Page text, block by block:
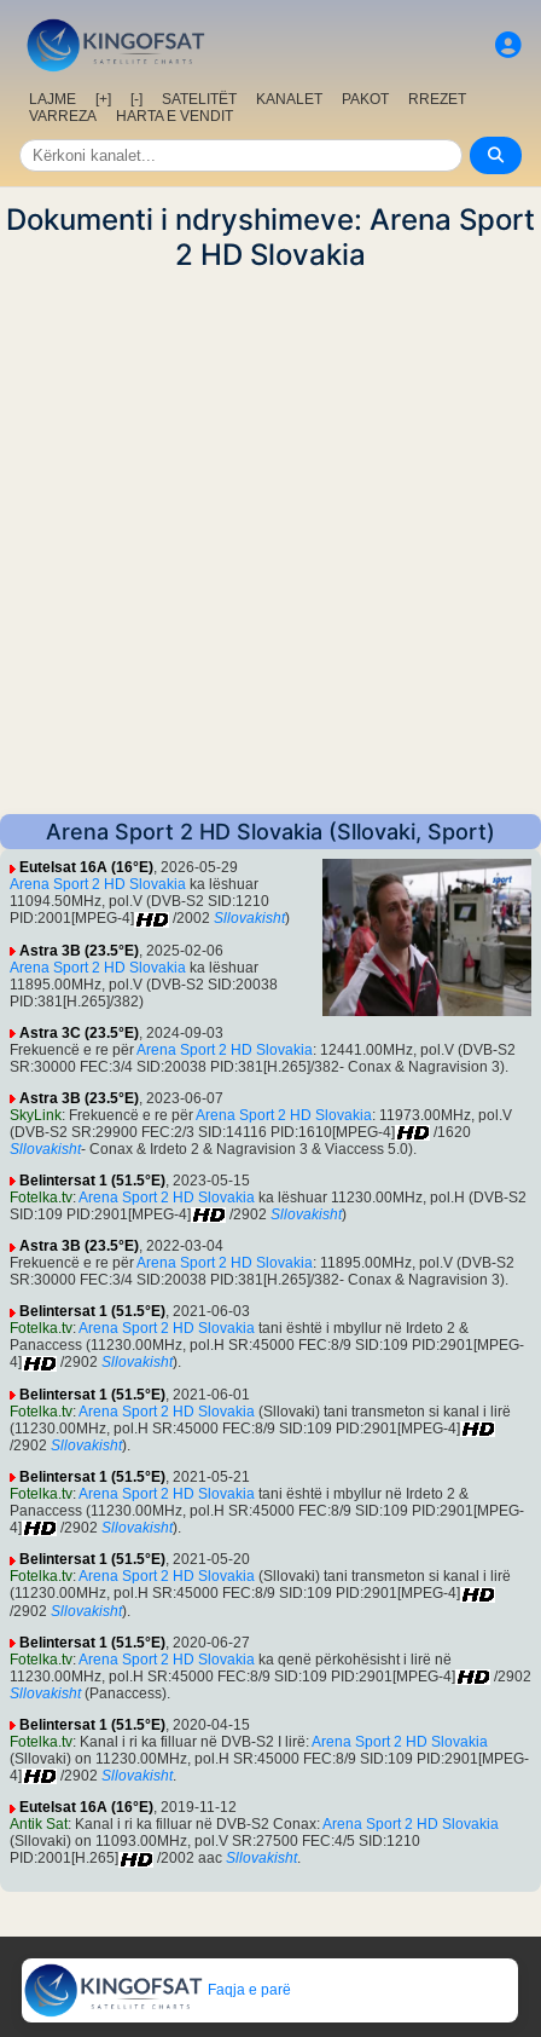
LAJME [+] [-] SATELITËT KANALET PAKOT
RREZET
VARREZA
HARTA E VENDIT
Dokumenti i ndryshimeve: Arena Sport
2 HD Slovakia
Arena Sport 2 HD Slovakia (Sllovaki, Sport)
Eutelsat 16A (16°E), 2026-05-29
Arena Sport 2 HD Slovakia ka lëshuar
11094.50MHz, pol.V (DVB-S2 SID:1210
PID:2001[MPEG-4]
/2002 Sllovakisht)
Astra 3B (23.5°E) , 2025-02-06
Arena Sport 2 HD Slovakia ka lëshuar
11895.00MHz, pol.V (DVB-S2 SID:20038
PID:381[H.265]/382)
Astra 3C (23.5°E) , 2024-09-03
Frekuencë e re përArena Sport 2 HD Slovakia: 12441.00MHz, pol.V (DVB-S2
SR:30000 FEC:3/4 SID:20038 PID:381[H.265]/382- Conax & Nagravision 3).
Astra 3B (23.5°E) , 2023-06-07
SkyLink: Frekuencë e re përArena Sport 2 HD Slovakia: 11973.00MHz, pol.V
(DVB-S2 SR:29900 FEC:2/3 SID:14116 PID:1610[MPEG-4]
/1620
Sllovakisht- Conax & Irdeto 2 & Nagravision 3 & Viaccess 5.0).
Belintersat 1 (51.5°E), 2023-05-15
Fotelka.tv:Arena Sport 2 HD Slovakia ka lëshuar 11230.00MHz, pol.H (DVB-S2
SID:109 PID:2901[MPEG-4]
/2902 Sllovakisht)
Astra 3B (23.5°E), 2022-03-04
Frekuencë e re përArena Sport 2 HD Slovakia: 11895.00MHz, pol.V (DVB-S2
SR:30000 FEC:3/4 SID:20038 PID:381[H.265]/382- Conax & Nagravision 3).
Belintersat 1 (51.5°E), 2021-06-03
Fotelka.tv:Arena Sport 2 HD Slovakia tani është i mbyllur në Irdeto 2 &
Panaccess (11230.00MHz, pol.H SR:45000 FEC:8/9 SID:109 PID:2901[MPEG-
4]
/2902 Sllovakisht).
Belintersat 1 (51.5°E) , 2021-06-01
Fotelka.tv:Arena Sport 2 HD Slovakia (Sllovaki) tani transmeton si kanal i lirë
(11230.00MHz, pol.H SR:45000 FEC:8/9 SID:109 PID:2901[MPEG-4]
/2902 Sllovakisht).
Belintersat 1 (51.5°E), 2021-05-21
Fotelka.tv:Arena Sport 2 HD Slovakia tani është i mbyllur në Irdeto 2 &
Panaccess (11230.00MHz, pol.H SR:45000 FEC:8/9 SID:109 PID:2901[MPEG-
4]
/2902 Sllovakisht).
Belintersat 1 (51.5°E), 2021-05-20
Fotelka.tv:Arena Sport 2 HD Slovakia (Sllovaki) tani transmeton si kanal i lirë
(11230.00MHz, pol.H SR:45000 FEC:8/9 SID:109 PID:2901[MPEG-4]
/2902 Sllovakisht).
Belintersat 1 (51.5°E) , 2020-06-27
Fotelka.tv:Arena Sport 2 HD Slovakia ka qenë përkohësisht i lirë në
11230.00MHz, pol.H SR:45000 FEC:8/9 SID:109 PID:2901[MPEG-4]
/2902
Sllovakisht(Panaccess).
Belintersat 1 (51.5°E), 2020-04-15
Fotelka.tv: Kanal i ri ka filluar në DVB-S2 I lirë:Arena Sport 2 HD Slovakia
(Sllovaki) on 11230.00MHz, pol.H SR:45000 FEC:8/9 SID:109 PID:2901[MPEG-
4]
/2902 Sllovakisht.
Eutelsat 16A (16°E), 2019-11-12
Antik Sat: Kanal i ri ka filluar në DVB-S2 Conax:Arena Sport 2 HD Slovakia
(Sllovaki) on 11093.00MHz, pol.V SR:27500 FEC:4/5 SID:1210
PID:2001[H.265]
/2002 aac Sllovakisht.
Faqja e parë